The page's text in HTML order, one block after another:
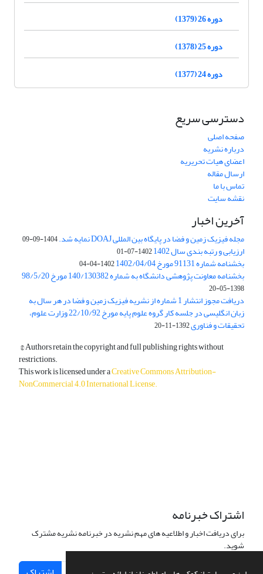
دوره 26 (1379)
دوره 25 (1378)
دوره 24 (1377)
دسترسی سریع
صفحه اصلی
درباره نشریه
اعضای هیات تحریریه
ارسال مقاله
تماس با ما
نقشه سایت
آخرین اخبار
مجله فیزیک زمین و فضا در پایگاه بین المللی DOAJ نمایه شد. 1404-09-09
ارزیابی و رتبه بندی سال 1402 1402-07-01
بخشنامه شماره 91131 مورخ 1402/04/04 1402-04-04
بخشنامه معاونت پژوهشی دانشگاه به شماره 140/130382 مورخ 98/5/20
1398-05-20
دریافت مجوز انتشار 1 شماره از نشریه فیزیک زمین و فضا در هر سال به
زبان انگلیسی در جلسه کار گروه علوم پایه مورخ 22/10/92 وزارت علوم،
تحقیقات و فناوری1392-11-20
© Authors retain the copyright and full publishing rights without
restrictions.
This work is licensed under aCreative Commons Attribution-
NonCommercial 4.0 International License.
اشتراک خبرنامه
برای دریافت اخبار و اطلاعیه های مهم نشریه در خبرنامه نشریه مشترک
شوید.